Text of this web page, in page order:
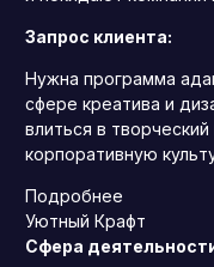
Запрос клиента:
Нужна программа
сфере креатива и
влиться в
корпоративную
Подробнее
Уютный Крафт
Сфера